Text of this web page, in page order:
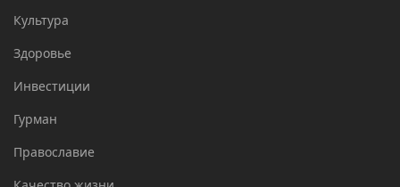
Культура
Здоровье
Инвестиции
Гурман
Православие